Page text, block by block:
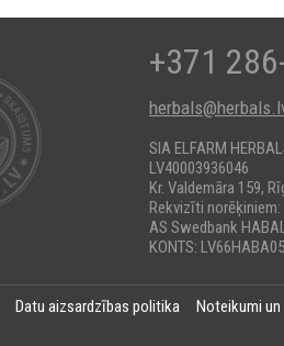
+371
SIA ELFARM
LV40003936046
Kr. Valdemāra 159,
Rekvizīti norēķiniem:
AS Swedbank
KONTS:
Datu aizsardzības politika Noteikumi